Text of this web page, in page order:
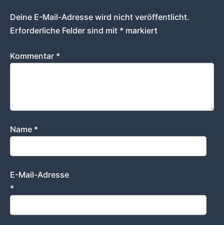
Deine E-Mail-Adresse wird nicht veröffentlicht.
Erforderliche Felder sind mit * markiert
Kommentar *
Name *
E-Mail-Adresse
*